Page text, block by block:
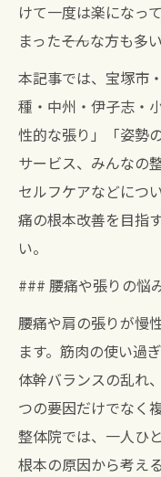
けて一度は楽になっ
まった――そんな方も多
本記事では、宝塚市
種・中州・伊孑志・
性的な張り」「姿勢
サービス、みんなの
セルフケアなどにつ
痛の根本改善を目指
い。
### 腰痛や張りの悩
腰痛や肩の張りが慢
ます。筋肉の使い過
体幹バランスの乱れ
つの要因だけでなく
整体院では、一人ひ
根本の原因から考え